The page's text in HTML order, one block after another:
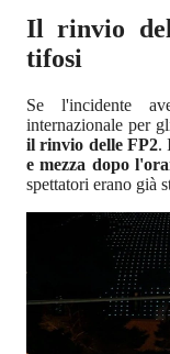
Il rinvio
tifosi
Se l'incidente
internazionale per
il rinvio delle FP2.
e mezza dopo
spettatori erano già